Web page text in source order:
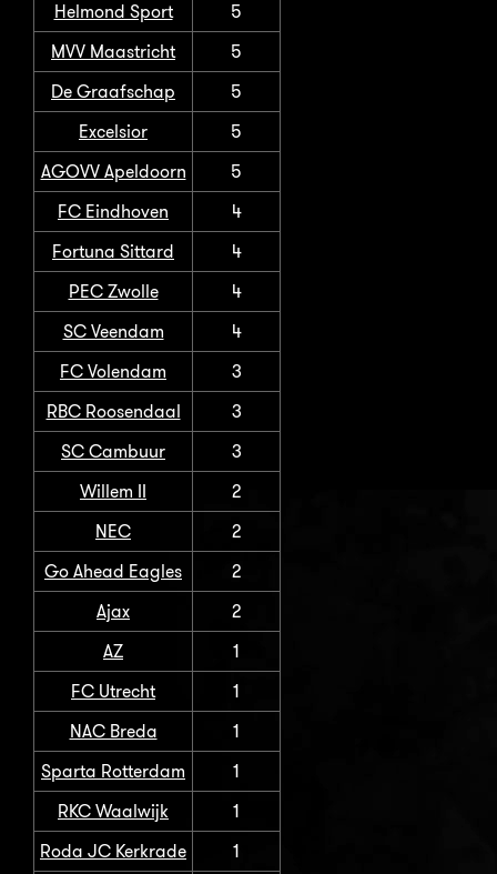
Helmond Sport
5
MVV Maastricht
5
De Graafschap
5
Excelsior
5
AGOVV Apeldoorn
5
FC Eindhoven
4
Fortuna Sittard
4
PEC Zwolle
4
SC Veendam
4
FC Volendam
3
RBC Roosendaal
3
SC Cambuur
3
Willem II
2
NEC
2
Go Ahead Eagles
2
Ajax
2
AZ
1
FC Utrecht
1
NAC Breda
1
Sparta Rotterdam
1
RKC Waalwijk
1
Roda JC Kerkrade
1